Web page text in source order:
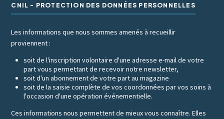
CNIL - PROTECTION DES DONNÉES PERSONNELLES
Les informations que nous sommes amenés à recueillir
proviennent :
soit de l'inscription volontaire d'une adresse e-mail de votre
part vous permettant de recevoir notre newsletter,
soit d'un abonnement de votre part au magazine
soit de la saisie complète de vos coordonnées par vos soins à
l'occasion d'une opération événementielle.
Ces informations nous permettent de mieux vous connaître. Elles